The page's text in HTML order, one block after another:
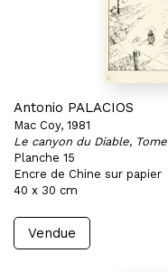
Antonio PALACIOS
Mac Coy, 1981
Le canyon du Diable,
Planche 15
Encre de Chine sur papier
40 x 30 cm
Vendue